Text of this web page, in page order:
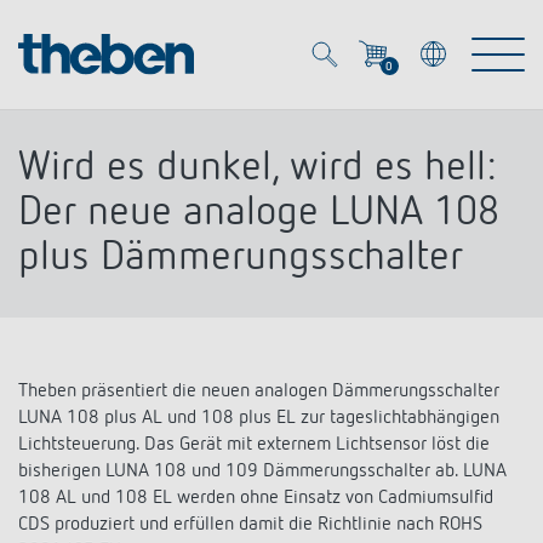
0
Produkte
Smart Home
DALI
Präsenzmelder & Bewegungsmelder
OEM
Ansprechpartner OEM
OEM-Referenzen
Zeit- und Lichtsteuerung
DALI-2 Lichtsteuerung
Service
Downloads
Unternehmen
Wird es dunkel, wird es hell:
Der neue analoge LUNA 108
plus Dämmerungsschalter
Theben präsentiert die neuen analogen Dämmerungsschalter
LUNA 108 plus AL und 108 plus EL zur tageslichtabhängigen
Lichtsteuerung. Das Gerät mit externem Lichtsensor löst die
bisherigen LUNA 108 und 109 Dämmerungsschalter ab. LUNA
108 AL und 108 EL werden ohne Einsatz von Cadmiumsulfid
CDS produziert und erfüllen damit die Richtlinie nach ROHS